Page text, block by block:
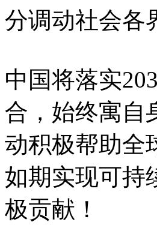
分调动社会各
中国将落实
合，始终寓自
动积极帮助全
如期实现可持
极贡献！